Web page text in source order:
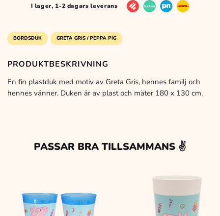
120x180cm
I lager, 1-2 dagars leverans
BORDSDUK GRETA GRIS / PEPPA PIG
PRODUKTBESKRIVNING
En fin plastduk med motiv av Greta Gris, hennes familj och
hennes vänner. Duken är av plast och mäter 180 x 130 cm.
PASSAR BRA TILLSAMMANS ✌️